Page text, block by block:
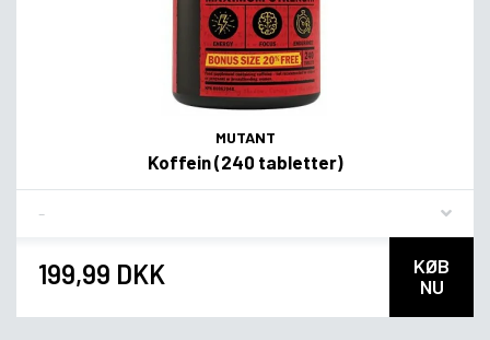
MUTANT
Koffein (240 tabletter)
199,99 DKK
KØB
NU